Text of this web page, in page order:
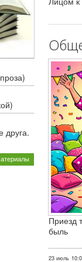
друга.
Приезд
быль
23 июль